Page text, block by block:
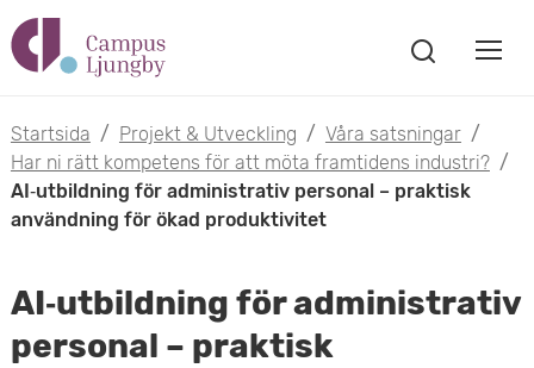
p
p
a
s
a
s
ö
V
s
a
o
Startsida / Projekt & Utveckling / Våra satsningar/
Har ni rätt kompetens för att möta framtidens industri?/
AI‑utbildning för administrativ personal – praktisk
användning för ökad produktivitet
AI‑utbildning för administrativ
personal – praktisk